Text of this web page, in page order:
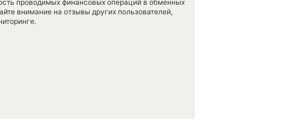
проводимых финансовых операций в обменных
внимание на отзывы других пользователей,